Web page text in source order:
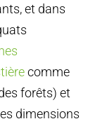
et dans
comme
forêts) et
dimensions